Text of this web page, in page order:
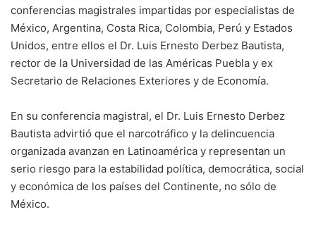
conferencias magistrales impartidas por especialistas de
México, Argentina, Costa Rica, Colombia, Perú y Estados
Unidos, entre ellos el Dr. Luis Ernesto Derbez Bautista,
rector de la Universidad de las Américas Puebla y ex
Secretario de Relaciones Exteriores y de Economía.
En su conferencia magistral, el Dr. Luis Ernesto Derbez
Bautista advirtió que el narcotráfico y la delincuencia
organizada avanzan en Latinoamérica y representan un
serio riesgo para la estabilidad política, democrática, social
y económica de los países del Continente, no sólo de
México.